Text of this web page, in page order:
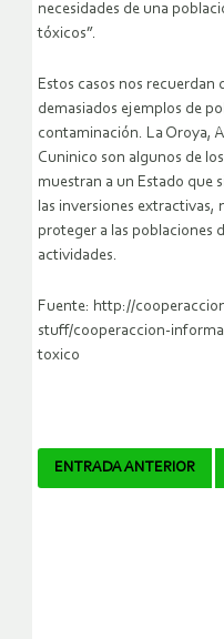
necesidades de una
tóxicos”.
Estos casos nos recuerdan
demasiados ejemplos de
contaminación. La Oroya,
Cuninico son algunos de
muestran a un Estado que
las inversiones extractivas,
proteger a las poblaciones
actividades.
Fuente: http://
stuff/cooperaccion-
toxico
Navegador
ENTRADA ANTERIOR